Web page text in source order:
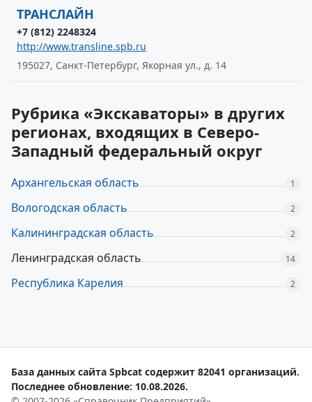
ТРАНСЛАЙН
+7 (812) 2248324
http://www.transline.spb.ru
195027, Санкт-Петербург, Якорная ул., д. 14
Рубрика «Экскаваторы» в других
регионах, входящих в Северо-
Западный федеральный округ
Архангельская область 1
Вологодская область 2
Калининградская область 2
Ленинградская область 14
Республика Карелия 2
База данных сайта Spbcat содержит 82041 организаций.
Последнее обновление: 10.08.2026.